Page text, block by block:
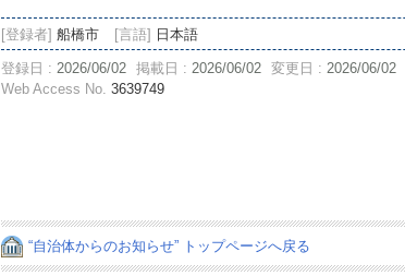
[登録者] 船橋市 [言語] 日本語
登録日 : 2026/06/02 掲載日 : 2026/06/02 変更日 : 2026/06/02
Web Access No. 3639749
“自治体からのお知らせ” トップページへ戻る